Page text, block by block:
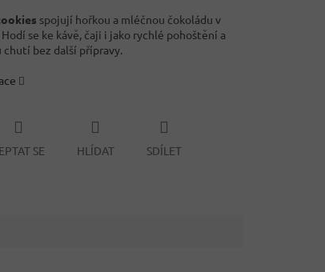
spojují hořkou a mléčnou čokoládu v
se ke kávě, čaji i jako rychlé pohoštění a
chutí bez další přípravy.
SE HLÍDAT SDÍLET